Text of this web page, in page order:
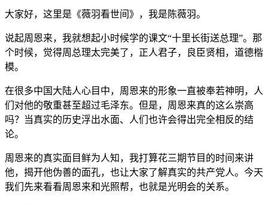
大家好，这里是《薇羽看世间》，我是陈薇羽。
说起周恩来，我就想起小时候学的课文“十里长街送总理”。那
个时候，觉得周总理太完美了，正人君子，良臣贤相，道德楷
模。
在很多中国大陆人心目中，周恩来的形象一直被奉若神明，人
们对他的敬重甚至超过毛泽东。但是，周恩来真的这么崇高
吗？当真实的历史浮出水面、人们也许会得出完全相反的结
论。
周恩来的真实面目鲜为人知，我打算花三期节目的时间来讲
他，揭开他伪善的面孔，也让大家了解真实的共产党人。今天
我们先来看看周恩来和光照帮，也就是光明会的关系。